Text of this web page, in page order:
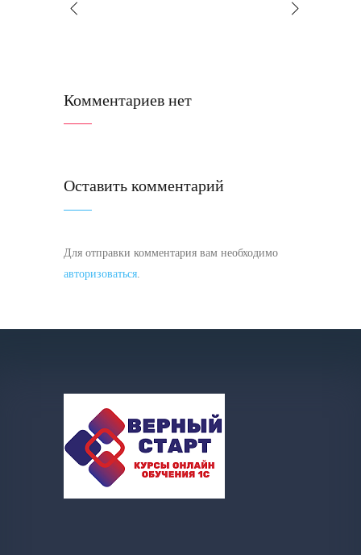
Комментариев нет
Оставить комментарий
Для отправки комментария вам необходимо
авторизоваться.